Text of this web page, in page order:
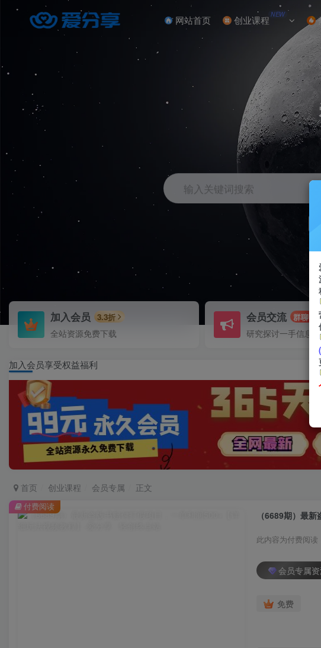
网站首页 创业课程 NEW
输入关键词搜索
加入会员 3.3折
全站资源免费下载
会员交流 群聊
研究探讨一手信息差
加入会员享受权益福利
首页 创业课程 会员专属 正文
（6689期）最
此内容为付费阅读
会员专属
免费
付费阅读